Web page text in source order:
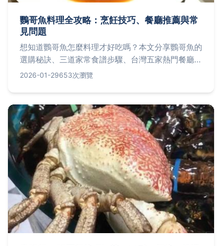
鸚哥魚料理全攻略：烹飪技巧、餐廳推薦與常
見問題
想知道鸚哥魚怎麼料理才好吃嗎？本文分享鸚哥魚的
選購秘訣、三道家常食譜步驟、台灣五家熱門餐廳詳
細資訊，並解答去除腥味等常見疑問，讓你輕鬆享受
2026-01-29653次瀏覽